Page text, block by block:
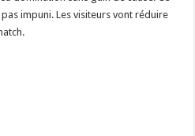
impuni. Les visiteurs vont réduire